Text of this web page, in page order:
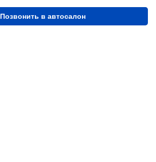
Позвонить в автосалон